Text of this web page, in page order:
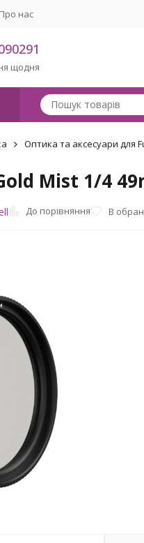
Про нас
щодня
Оптика та аксесуари для
Mist 1/4
До порівняння В